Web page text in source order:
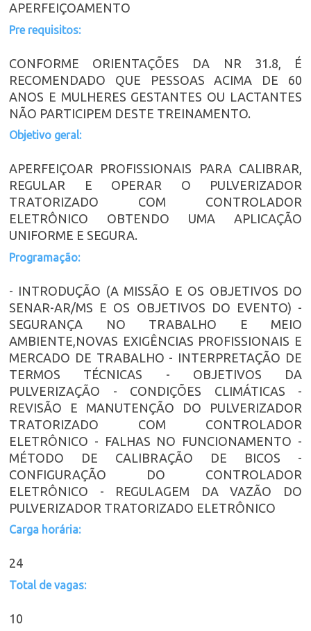
APERFEIÇOAMENTO
Pre requisitos:
CONFORME ORIENTAÇÕES DA NR 31.8, É
RECOMENDADO QUE PESSOAS ACIMA DE 60
ANOS E MULHERES GESTANTES OU LACTANTES
NÃO PARTICIPEM DESTE TREINAMENTO.
Objetivo geral:
APERFEIÇOAR PROFISSIONAIS PARA CALIBRAR,
REGULAR E OPERAR O PULVERIZADOR
TRATORIZADO COM CONTROLADOR
ELETRÔNICO OBTENDO UMA APLICAÇÃO
UNIFORME E SEGURA.
Programação:
- INTRODUÇÃO (A MISSÃO E OS OBJETIVOS DO
SENAR-AR/MS E OS OBJETIVOS DO EVENTO) -
SEGURANÇA NO TRABALHO E MEIO
AMBIENTE,NOVAS EXIGÊNCIAS PROFISSIONAIS E
MERCADO DE TRABALHO - INTERPRETAÇÃO DE
TERMOS TÉCNICAS - OBJETIVOS DA
PULVERIZAÇÃO - CONDIÇÕES CLIMÁTICAS -
REVISÃO E MANUTENÇÃO DO PULVERIZADOR
TRATORIZADO COM CONTROLADOR
ELETRÔNICO - FALHAS NO FUNCIONAMENTO -
MÉTODO DE CALIBRAÇÃO DE BICOS -
CONFIGURAÇÃO DO CONTROLADOR
ELETRÔNICO - REGULAGEM DA VAZÃO DO
PULVERIZADOR TRATORIZADO ELETRÔNICO
Carga horária:
24
Total de vagas:
10